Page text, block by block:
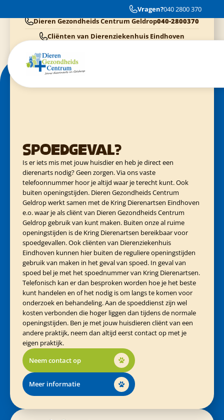
Vragen?040 2800 370
Uitstekende service en heel vriendelijk personeel.
Dieren Gezondheids Centrum Geldrop040-2800370
Cliënten van Dierenziekenhuis Eindhoven
Cliënten van Kring Eindhoven
Cliënten van Evidensia praktijken
Spoedgeval?
Is er iets mis met jouw huisdier en heb je direct een
dierenarts nodig? Geen zorgen. Via ons vaste
telefoonnummer hoor je altijd waar je terecht kunt. Ook
buiten openingstijden. Dieren Gezondheids Centrum
Geldrop werkt samen met de Kring Dierenartsen Eindhoven
e.o. waar je als cliënt van Dieren Gezondheids Centrum
Geldrop gebruik van kunt maken. Buiten onze al ruime
openingstijden is de Kring Dierenartsen bereikbaar voor
spoedgevallen. Ook cliënten van Dierenziekenhuis
Eindhoven kunnen hier buiten de reguliere openingstijden
gebruik van maken in het geval van spoed. In geval van
spoed bel je met het spoednummer van Kring Dierenartsen.
Telefonisch kan er dan besproken worden hoe je het beste
kunt handelen en of het nodig is om langs te komen voor
onderzoek en behandeling. Aan de spoeddienst zijn wel
kosten verbonden die hoger liggen dan tijdens de normale
openingstijden. Ben je met jouw huisdieren cliënt van een
andere praktijk, neem dan altijd eerst contact op met je
eigen praktijk.
Neem contact op
Meer informatie